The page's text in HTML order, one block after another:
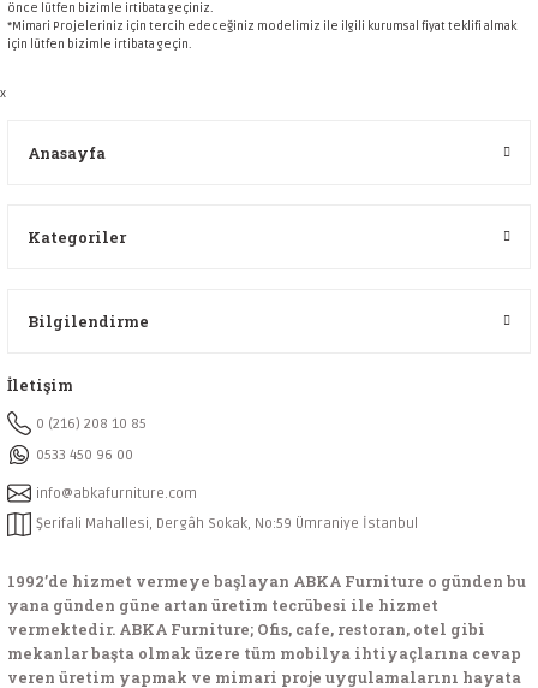
önce lütfen bizimle irtibata geçiniz.
*Mimari Projeleriniz için tercih edeceğiniz modelimiz ile ilgili kurumsal fiyat teklifi almak
için lütfen bizimle irtibata geçin.
x
Anasayfa
Kategoriler
Bilgilendirme
İletişim
0 (216) 208 10 85
0533 450 96 00
info@abkafurniture.com
Şerifali Mahallesi, Dergâh Sokak, No:59 Ümraniye İstanbul
1992’de hizmet vermeye başlayan ABKA Furniture o günden bu
yana günden güne artan üretim tecrübesi ile hizmet
vermektedir. ABKA Furniture; Ofis, cafe, restoran, otel gibi
mekanlar başta olmak üzere tüm mobilya ihtiyaçlarına cevap
veren üretim yapmak ve mimari proje uygulamalarını hayata